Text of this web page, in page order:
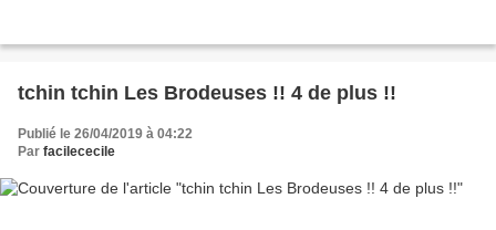
tchin tchin Les Brodeuses !! 4 de plus !!
Publié le 26/04/2019 à 04:22
Par facilececile